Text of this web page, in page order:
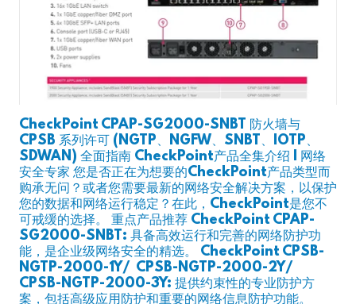
CheckPoint CPAP-SG2000-SNBT 防火墙与
CPSB 系列许可 (NGTP、NGFW、SNBT、IOTP、
SDWAN) 全面指南 CheckPoint产品全集介绍 | 网络
安全专家 您是否正在为想要的CheckPoint产品类型而
购承无问？或者您需要最新的网络安全解决方案，以保护
您的数据和网络运行稳定？在此，CheckPoint是您不
可戒缓的选择。 重点产品推荐 CheckPoint CPAP-
SG2000-SNBT: 具备高效运行和完善的网络防护功
能，是企业级网络安全的精选。 CheckPoint CPSB-
NGTP-2000-1Y/ CPSB-NGTP-2000-2Y/
CPSB-NGTP-2000-3Y: 提供约束性的专业防护方
案，包括高级应用防护和重要的网络信息防护功能。